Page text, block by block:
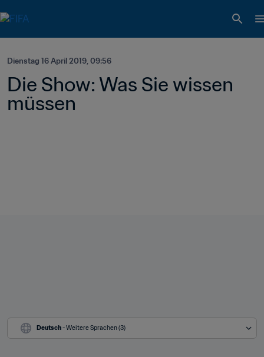
Dienstag 16 April 2019, 09:56
Die Show: Was Sie wissen
müssen
Deutsch - Weitere Sprachen (3)